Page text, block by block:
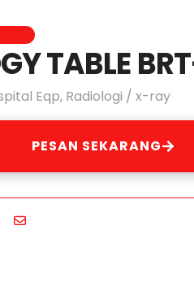
TABLE
Eqp, Radiologi / x-ray
PESAN SEKARANG